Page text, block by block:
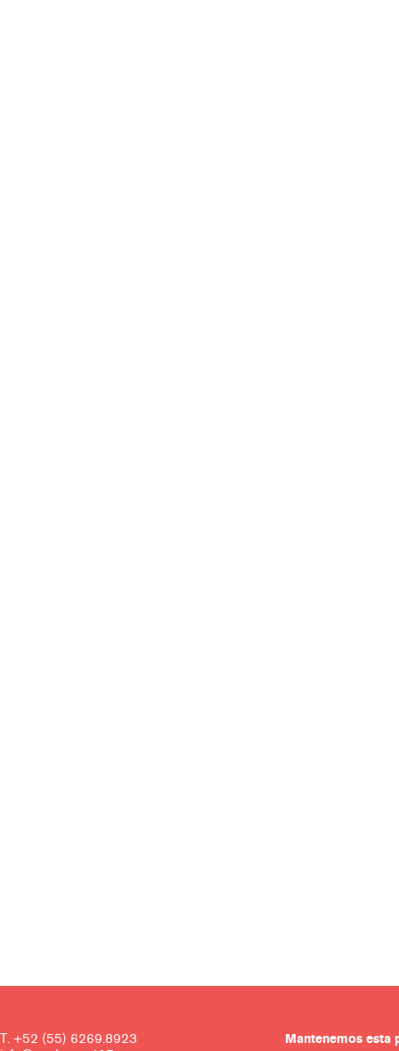
T. +52 (55) 6269.8923
Mantenemos